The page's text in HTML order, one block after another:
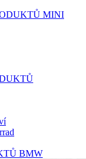
MINI
BMW